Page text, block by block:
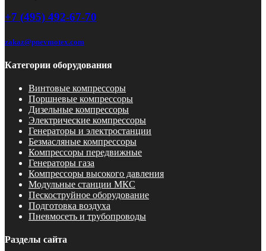
+7 (495) 492-67-70
zakaz@pnevmotex.com
Категории оборудования
Винтовые компрессоры
Поршневые компрессоры
Дизельные компрессоры
Электрические компрессоры
Генераторы и электростанции
Безмасляные компрессоры
Компрессоры передвижные
Генераторы газа
Компрессоры высокого давления
Модульные станции МКС
Пескоструйное оборудование
Подготовка воздуха
Пневмосеть и трубопроводы
Разделы сайта